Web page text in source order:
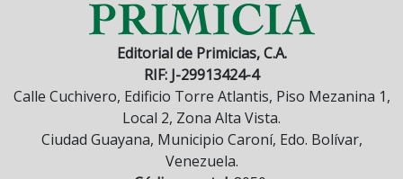
Editorial de Primicias, C.A.
RIF: J-29913424-4
Calle Cuchivero, Edificio Torre Atlantis, Piso Mezanina 1,
Local 2, Zona Alta Vista.
Ciudad Guayana, Municipio Caroní, Edo. Bolívar,
Venezuela.